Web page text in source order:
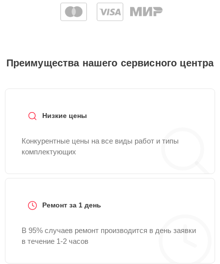
Преимущества нашего сервисного центра
Низкие цены
Конкурентные цены на все виды работ и типы
комплектующих
Ремонт за 1 день
В 95% случаев ремонт производится в день заявки
в течение 1-2 часов